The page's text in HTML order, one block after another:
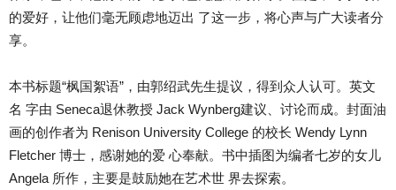
的爱好，让他们毫无顾虑地迈出 了这一步，将心声与广大读者分
享。
本书标题“枫国絮语”，由郭绍武先生提议，得到众人认可。英文
名 字由 Seneca退休教授 Jack Wynberg建议、讨论而成。封面油
画的创作者为 Renison University College 的校长 Wendy Lynn
Fletcher 博士，感谢她的爱 心奉献。书中插图为编者七岁的女儿
Angela 所作，主要是鼓励她在艺术世 界去探索。